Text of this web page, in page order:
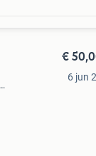
€
6 jun